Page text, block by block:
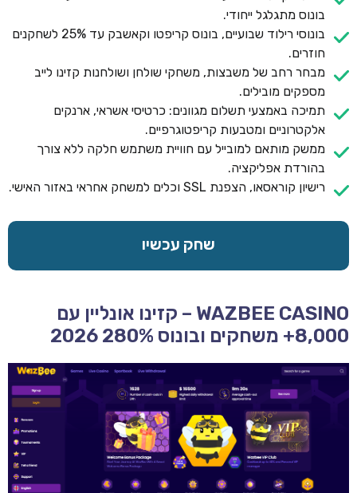
בונוס מתגלגל ייחודי.
בונוסי רילוד שבועיים, בונוס קריפטו וקאשבק עד 25% לשחקנים
חוזרים.
מבחר רחב של משבצות, משחקי שולחן ושולחנות קזינו לייב
מספקים מובילים.
תמיכה באמצעי תשלום מגוונים: כרטיסי אשראי, ארנקים
אלקטרוניים ומטבעות קריפטוגרפיים.
ממשק מותאם למובייל עם חוויית משתמש חלקה ללא צורך
בהורדת אפליקציה.
רישיון קוראסאו, הצפנת SSL וכלים למשחק אחראי באזור האישי.
שחק עכשיו
WAZBEE CASINO – קזינו אונליין עם
8,000+ משחקים ובונוס 280% 2026